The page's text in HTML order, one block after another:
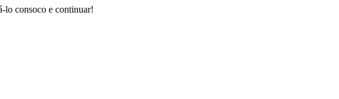
lo consoco e continuar!